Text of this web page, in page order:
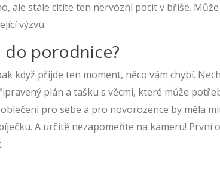
ale stále cítíte ten nervózní pocit v břiše.
výzvu.
do porodnice?
když přijde ten moment, něco vám chybí.
plán a tašku s věcmi, které může
pro sebe a pro novorozence by měla
A určitě nezapomeňte na kameru! První